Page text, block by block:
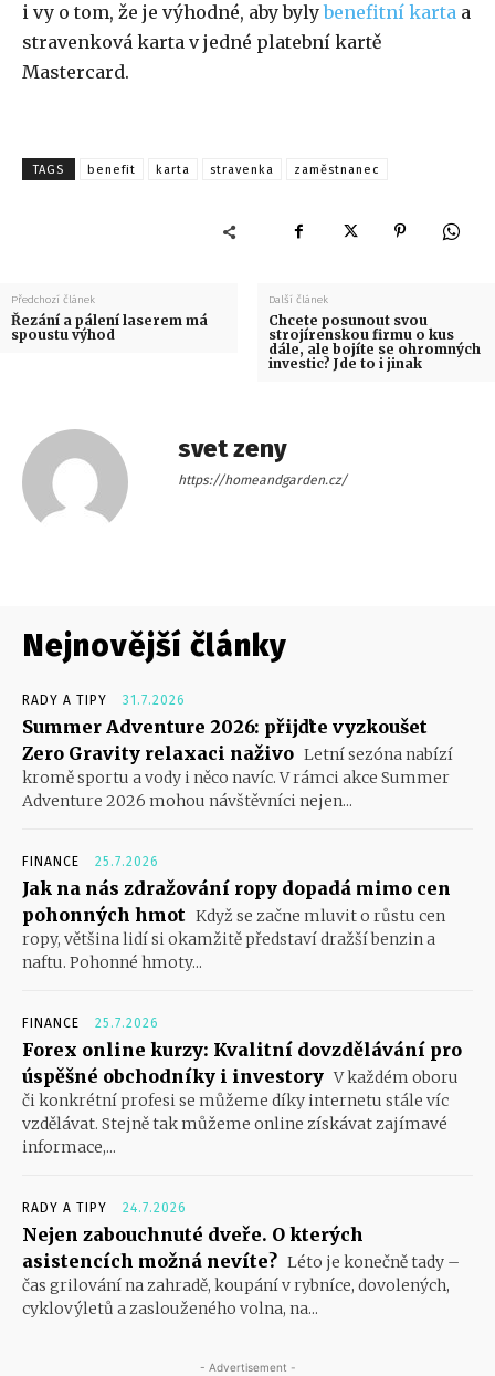
i vy o tom, že je výhodné, aby bylybenefitní karta a
stravenková karta v jedné platební kartě
Mastercard.
TAGS benefit karta stravenka zaměstnanec
Předchozí článek
Řezání a pálení laserem má
spoustu výhod
Další článek
Chcete posunout svou
strojírenskou firmu o kus
dále, ale bojíte se ohromných
investic? Jde to i jinak
svet zeny
https://homeandgarden.cz/
Nejnovější články
RADY A TIPY 31.7.2026
Summer Adventure 2026: přijďte vyzkoušet
Zero Gravity relaxaci naživo Letní sezóna nabízí
kromě sportu a vody i něco navíc. V rámci akce Summer
Adventure 2026 mohou návštěvníci nejen...
FINANCE 25.7.2026
Jak na nás zdražování ropy dopadá mimo cen
pohonných hmot Když se začne mluvit o růstu cen
ropy, většina lidí si okamžitě představí dražší benzin a
naftu. Pohonné hmoty...
FINANCE 25.7.2026
Forex online kurzy: Kvalitní dovzdělávání pro
úspěšné obchodníky i investory V každém oboru
či konkrétní profesi se můžeme díky internetu stále víc
vzdělávat. Stejně tak můžeme online získávat zajímavé
informace,...
RADY A TIPY 24.7.2026
Nejen zabouchnuté dveře. O kterých
asistencích možná nevíte? Léto je konečně tady –
čas grilování na zahradě, koupání v rybníce, dovolených,
cyklovýletů a zaslouženého volna, na...
- Advertisement -